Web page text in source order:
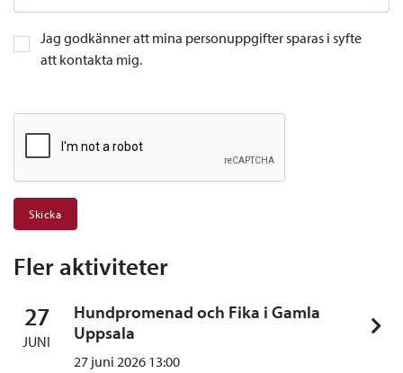
Jag godkänner att mina personuppgifter sparas i syfte
att kontakta mig.
Fler aktiviteter
27
JUNI
Hundpromenad och Fika i Gamla
Uppsala
27 juni 2026 13:00